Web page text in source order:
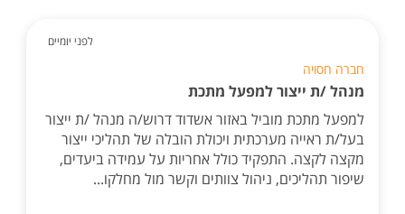
לפני יומיים
חברה חסויה
מנהל /ת ייצור למפעל מתכת
למפעל מתכת מוביל באזור אשדוד דרוש/ה מנהל /ת ייצור
בעל/ת ראייה מערכתית ויכולת הובלה של תהליכי ייצור
מקצה לקצה. התפקיד כולל אחריות על עמידה ביעדים,
שיפור תהליכים, ניהול צוותים וקשר מול מחלקו...